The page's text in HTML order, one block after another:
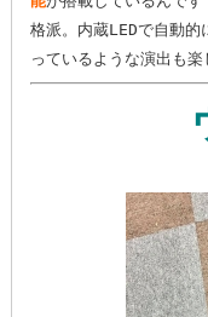
格派。内蔵LEDで自動